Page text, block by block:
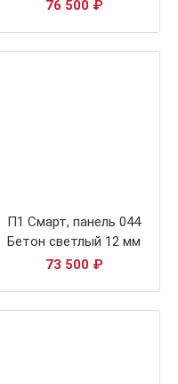
76 500 ₽
П1 Смарт, панель 044
Бетон светлый 12 мм
73 500 ₽